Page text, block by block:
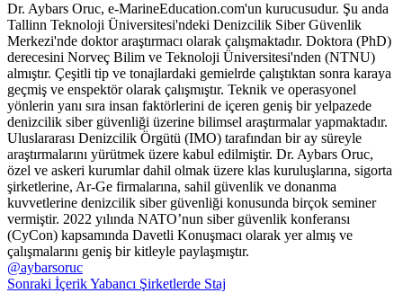
Dr. Aybars Oruc, e-MarineEducation.com'un kurucusudur. Şu anda
Tallinn Teknoloji Üniversitesi'ndeki Denizcilik Siber Güvenlik
Merkezi'nde doktor araştırmacı olarak çalışmaktadır. Doktora (PhD)
derecesini Norveç Bilim ve Teknoloji Üniversitesi'nden (NTNU)
almıştır. Çeşitli tip ve tonajlardaki gemielrde çalıştıktan sonra karaya
geçmiş ve enspektör olarak çalışmıştır. Teknik ve operasyonel
yönlerin yanı sıra insan faktörlerini de içeren geniş bir yelpazede
denizcilik siber güvenliği üzerine bilimsel araştırmalar yapmaktadır.
Uluslararası Denizcilik Örgütü (IMO) tarafından bir ay süreyle
araştırmalarını yürütmek üzere kabul edilmiştir. Dr. Aybars Oruc,
özel ve askeri kurumlar dahil olmak üzere klas kuruluşlarına, sigorta
şirketlerine, Ar-Ge firmalarına, sahil güvenlik ve donanma
kuvvetlerine denizcilik siber güvenliği konusunda birçok seminer
vermiştir. 2022 yılında NATO’nun siber güvenlik konferansı
(CyCon) kapsamında Davetli Konuşmacı olarak yer almış ve
çalışmalarını geniş bir kitleyle paylaşmıştır.
@aybarsoruc
Sonraki İçerikYabancı Şirketlerde Staj